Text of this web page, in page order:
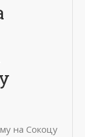
на Сокоцу